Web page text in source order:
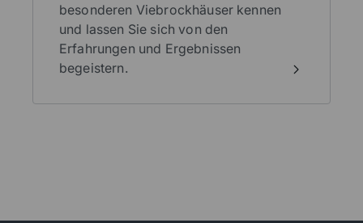
besonderen Viebrockhäuser kennen
und lassen Sie sich von den
Erfahrungen und Ergebnissen
begeistern.